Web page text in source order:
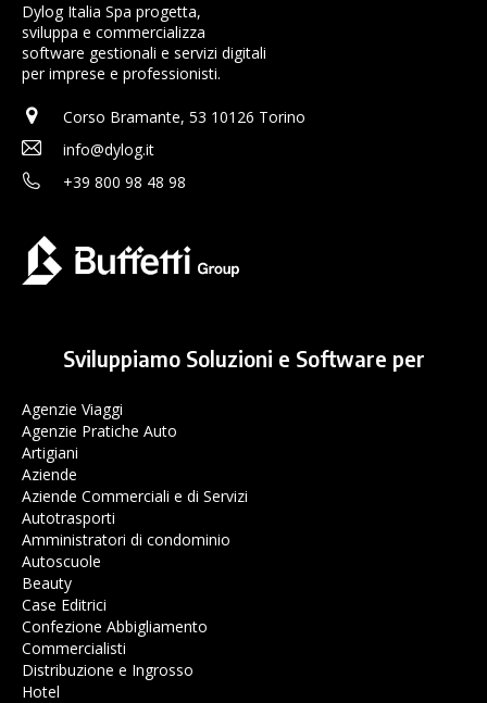
Dylog Italia Spa progetta,
sviluppa e commercializza
software gestionali e servizi digitali
per imprese e professionisti.
Corso Bramante, 53 10126 Torino
info@dylog.it
+39 800 98 48 98
Sviluppiamo Soluzioni e Software per
Agenzie Viaggi
Agenzie Pratiche Auto
Artigiani
Aziende
Aziende Commerciali e di Servizi
Autotrasporti
Amministratori di condominio
Autoscuole
Beauty
Case Editrici
Confezione Abbigliamento
Commercialisti
Distribuzione e Ingrosso
Hotel